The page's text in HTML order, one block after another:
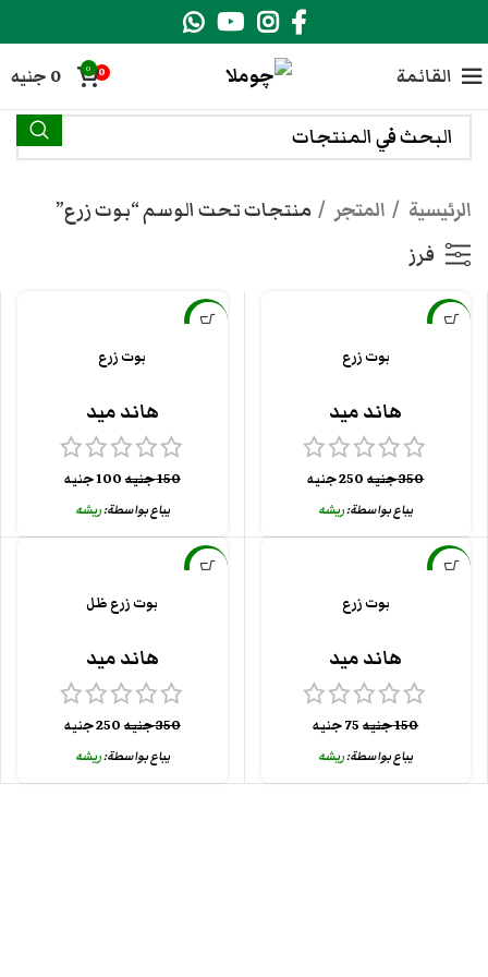
القائمة 0
0
0 جنيه
الرئيسية المتجر
منتجات تحت الوسم “بوت زرع”
فرز
-29%
بوت زرع
هاند ميد
350جنيه 250جنيه
يباع بواسطة:ريشه
-33%
بوت زرع
هاند ميد
150جنيه100جنيه
يباع بواسطة:ريشه
-50%
بوت زرع
هاند ميد
150جنيه 75جنيه
يباع بواسطة:ريشه
-29%
بوت زرع ظل
هاند ميد
350جنيه250جنيه
يباع بواسطة:ريشه